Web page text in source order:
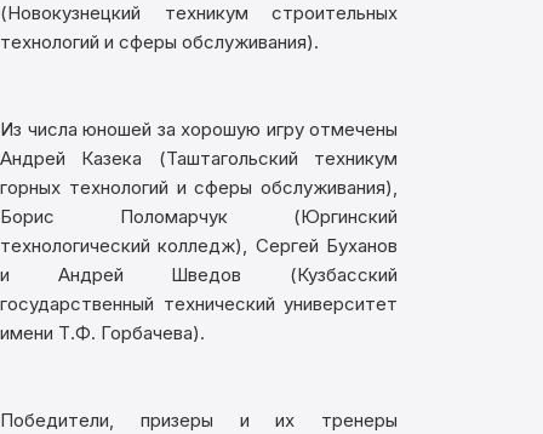
(Новокузнецкий техникум строительных
технологий и сферы обслуживания).
Из числа юношей за хорошую игру отмечены
Андрей Казека (Таштагольский техникум
горных технологий и сферы обслуживания),
Борис Поломарчук (Юргинский
технологический колледж), Сергей Буханов
и Андрей Шведов (Кузбасский
государственный технический университет
имени Т.Ф. Горбачева).
Победители, призеры и их тренеры